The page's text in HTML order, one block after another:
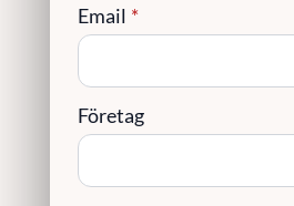
Email *
Företag